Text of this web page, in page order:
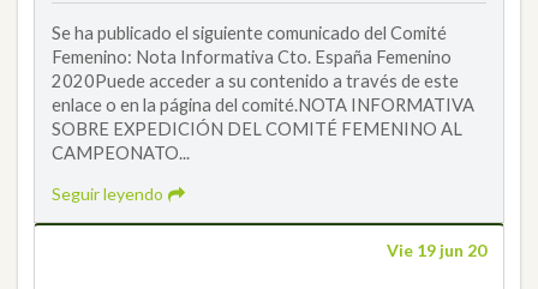
Se ha publicado el siguiente comunicado del Comité
Femenino: Nota Informativa Cto. España Femenino
2020Puede acceder a su contenido a través de este
enlace o en la página del comité.NOTA INFORMATIVA
SOBRE EXPEDICIÓN DEL COMITÉ FEMENINO AL
CAMPEONATO...
Seguir leyendo
Vie 19 jun 20